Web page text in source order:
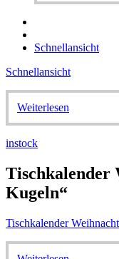
Schnellansicht
Schnellansicht
Weiterlesen
instock
Tischkalender
Kugeln“
Tischkalender